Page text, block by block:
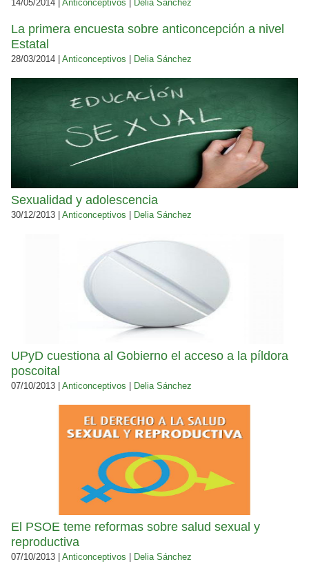
14/05/2014 | Anticonceptivos Delia Sánchez
La primera encuesta sobre anticoncepción a nivel
Estatal
28/03/2014 | Anticonceptivos Delia Sánchez
Sexualidad y adolescencia
30/12/2013 | Anticonceptivos Delia Sánchez
UPyD cuestiona al Gobierno el acceso a la píldora
poscoital
07/10/2013 | Anticonceptivos Delia Sánchez
El PSOE teme reformas sobre salud sexual y
reproductiva
07/10/2013 | Anticonceptivos Delia Sánchez